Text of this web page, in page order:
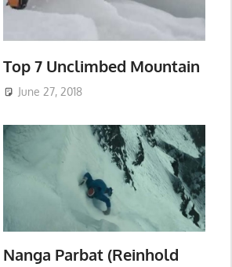
Top 7 Unclimbed Mountain
June 27, 2018
Nanga Parbat (Reinhold